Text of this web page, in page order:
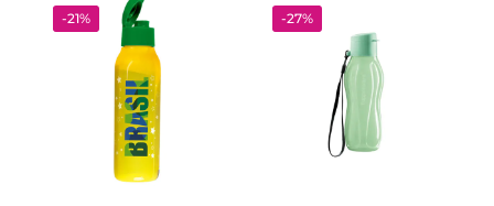
-21% -27%